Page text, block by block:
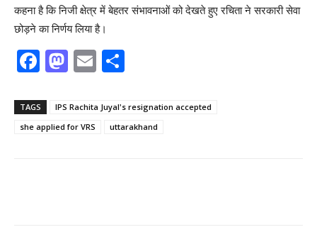
कहना है कि निजी क्षेत्र में बेहतर संभावनाओं को देखते हुए रचिता ने सरकारी सेवा
छोड़ने का निर्णय लिया है।
F
c
e
M
st
o
E
ai ar
e
TAGS
IPS Rachita Juyal's resignation accepted
she applied for VRS
uttarakhand